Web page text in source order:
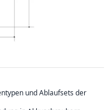
und Ablaufsets der